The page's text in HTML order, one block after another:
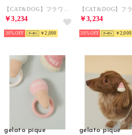
￥3,234
30% ￥2,000
￥3,234
30% ￥2,000
gelato pique gelato pique